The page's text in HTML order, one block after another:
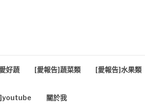
好蔬 [愛報告]蔬菜類 [愛報告]水果類
關於我